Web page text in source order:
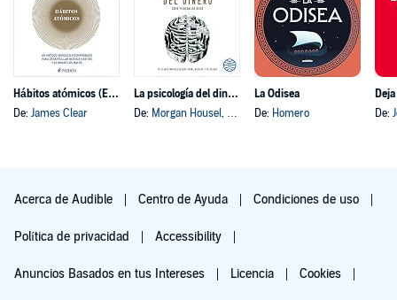
Hábitos atómicos (Español neutro)
De: James Clear
La psicología del dinero
De: Morgan Housel, y otros
La Odisea
De: Homero
De:
Acerca de Audible Centro de Ayuda Condiciones de uso
Política de privacidad Accessibility
Anuncios Basados en tus Intereses Licencia Cookies